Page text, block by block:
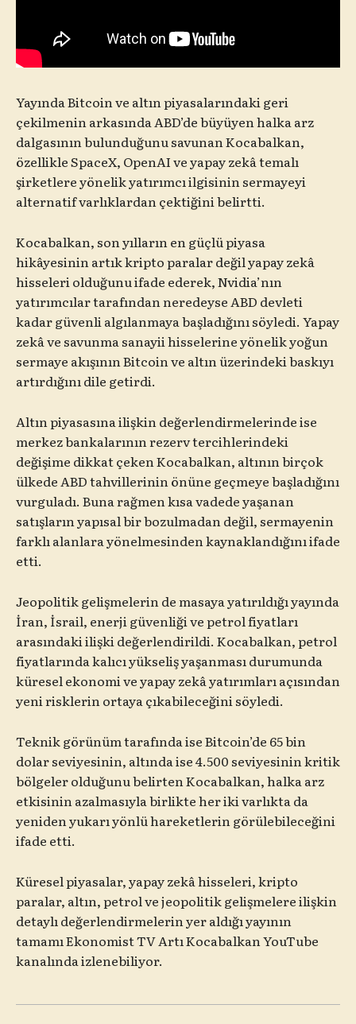
Yayında Bitcoin ve altın piyasalarındaki geri
çekilmenin arkasında ABD’de büyüyen halka arz
dalgasının bulunduğunu savunan Kocabalkan,
özellikle SpaceX, OpenAI ve yapay zekâ temalı
şirketlere yönelik yatırımcı ilgisinin sermayeyi
alternatif varlıklardan çektiğini belirtti.
Kocabalkan, son yılların en güçlü piyasa
hikâyesinin artık kripto paralar değil yapay zekâ
hisseleri olduğunu ifade ederek, Nvidia’nın
yatırımcılar tarafından neredeyse ABD devleti
kadar güvenli algılanmaya başladığını söyledi. Yapay
zekâ ve savunma sanayii hisselerine yönelik yoğun
sermaye akışının Bitcoin ve altın üzerindeki baskıyı
artırdığını dile getirdi.
Altın piyasasına ilişkin değerlendirmelerinde ise
merkez bankalarının rezerv tercihlerindeki
değişime dikkat çeken Kocabalkan, altının birçok
ülkede ABD tahvillerinin önüne geçmeye başladığını
vurguladı. Buna rağmen kısa vadede yaşanan
satışların yapısal bir bozulmadan değil, sermayenin
farklı alanlara yönelmesinden kaynaklandığını ifade
etti.
Jeopolitik gelişmelerin de masaya yatırıldığı yayında
İran, İsrail, enerji güvenliği ve petrol fiyatları
arasındaki ilişki değerlendirildi. Kocabalkan, petrol
fiyatlarında kalıcı yükseliş yaşanması durumunda
küresel ekonomi ve yapay zekâ yatırımları açısından
yeni risklerin ortaya çıkabileceğini söyledi.
Teknik görünüm tarafında ise Bitcoin’de 65 bin
dolar seviyesinin, altında ise 4.500 seviyesinin kritik
bölgeler olduğunu belirten Kocabalkan, halka arz
etkisinin azalmasıyla birlikte her iki varlıkta da
yeniden yukarı yönlü hareketlerin görülebileceğini
ifade etti.
Küresel piyasalar, yapay zekâ hisseleri, kripto
paralar, altın, petrol ve jeopolitik gelişmelere ilişkin
detaylı değerlendirmelerin yer aldığı yayının
tamamı Ekonomist TV Artı Kocabalkan YouTube
kanalında izlenebiliyor.